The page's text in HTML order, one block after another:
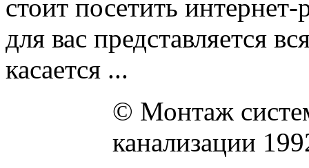
стоит посетить
для вас представляется
касается ...
© Монтаж
канализации